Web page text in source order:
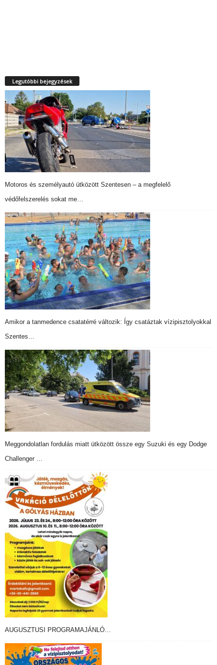
Legutóbbi bejegyzések
Motoros és személyautó ütközött Szentesen – a megfelelő
védőfelszerelés sokat me…
Amikor a tanmedence csatatérré változik: Így csatáztak vízipisztolyokkal
Szentes…
Meggondolatlan fordulás miatt ütközött össze egy Suzuki és egy Dodge
Challenger …
AUGUSZTUSI PROGRAMAJÁNLÓ…